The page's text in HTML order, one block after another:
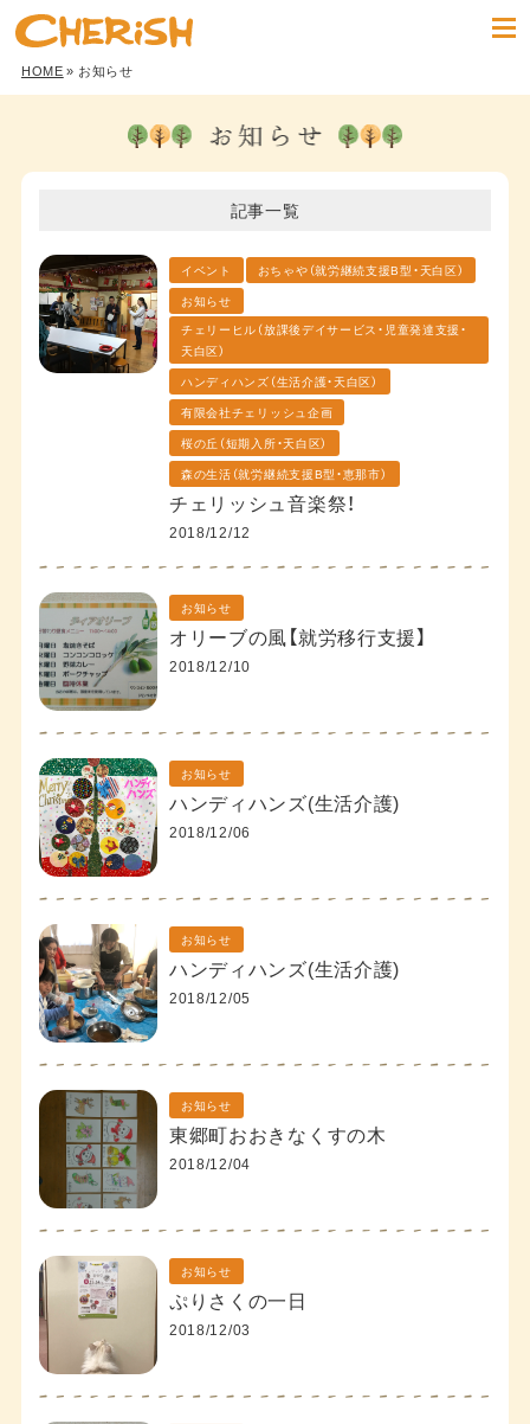
HOME» お知らせ
記事一覧
イベント
おちゃや（就労継続支援B型・天白区）
お知らせ
チェリーヒル（放課後デイサービス・児童発達支援・
天白区）
ハンディハンズ（生活介護・天白区）
有限会社チェリッシュ企画
桜の丘（短期入所・天白区）
森の生活（就労継続支援B型・恵那市）
チェリッシュ音楽祭！
2018/12/12
お知らせ
オリーブの風【就労移行支援】
2018/12/10
お知らせ
ハンディハンズ(生活介護)
2018/12/06
お知らせ
ハンディハンズ(生活介護)
2018/12/05
お知らせ
東郷町おおきなくすの木
2018/12/04
お知らせ
ぷりさくの一日
2018/12/03